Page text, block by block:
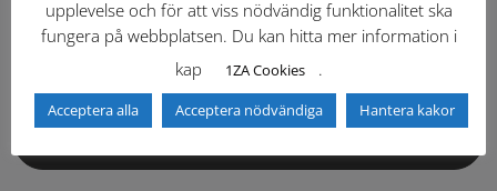
Dokumentbibliotek Kontaktlista
Tidigare versioner
upplevelse och för att viss nödvändig funktionalitet ska
fungera på webbplatsen. Du kan hitta mer information i
kap
1ZA Cookies .
Acceptera alla Acceptera nödvändiga Hantera kakor